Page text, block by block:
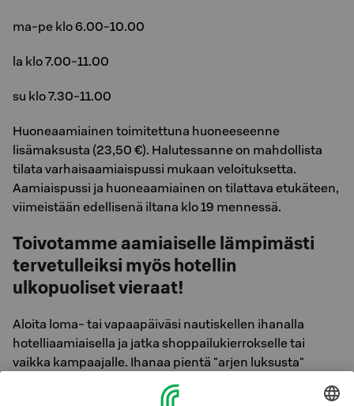
ma-pe klo 6.00-10.00
la klo 7.00-11.00
su klo 7.30-11.00
Huoneaamiainen toimitettuna huoneeseenne
lisämaksusta (23,50 €). Halutessanne on mahdollista
tilata varhaisaamiaispussi mukaan veloituksetta.
Aamiaispussi ja huoneaamiainen on tilattava etukäteen,
viimeistään edellisenä iltana klo 19 mennessä.
Toivotamme aamiaiselle lämpimästi
tervetulleiksi myös hotellin
ulkopuoliset vieraat!
Aloita loma- tai vapaapäiväsi nautiskellen ihanalla
hotelliaamiaisella ja jatka shoppailukierrokselle tai
vaikka kampaajalle. Ihanaa pientä "arjen luksusta"
kannattaa kokeilla! Hotelliaamiainen toimii loistavasti
myös pienimuotoisten epävirallisten neuvonpitojen